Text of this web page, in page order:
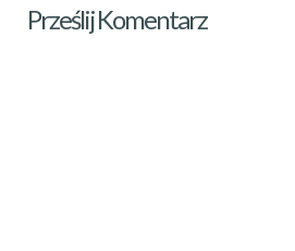
Prześlij Komentarz